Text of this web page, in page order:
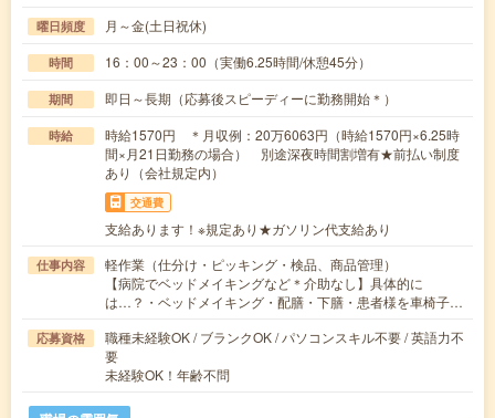
曜日頻度 月～金(土日祝休)
時間 16：00～23：00（実働6.25時間/休憩45分）
期間 即日～長期（応募後スピーディーに勤務開始＊）
時給
時給1570円 ＊月収例：20万6063円（時給1570円×6.25時
間×月21日勤務の場合） 別途深夜時間割増有★前払い制度
あり（会社規定内）
交通費
支給あります！※規定あり★ガソリン代支給あり
仕事内容
軽作業（仕分け・ピッキング・検品、商品管理）
【病院でベッドメイキングなど＊介助なし】具体的に
は…？・ベッドメイキング・配膳・下膳・患者様を車椅子…
応募資格
職種未経験OK / ブランクOK / パソコンスキル不要 / 英語力不
要
未経験OK！年齢不問